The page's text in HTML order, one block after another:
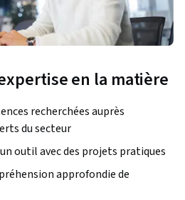
en la matière
recherchées auprès
du secteur
outil avec des projets pratiques
approfondie de